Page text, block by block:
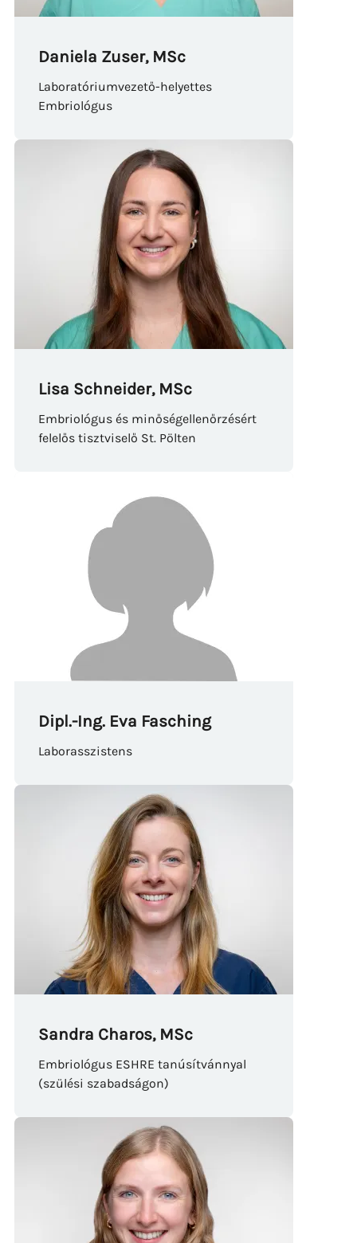
Daniela Zuser, MSc
Laboratóriumvezető-helyettes
Embriológus
Lisa Schneider, MSc
Embriológus és minőségellenőrzésért
felelős tisztviselő St. Pölten
Dipl.-Ing. Eva Fasching
Laborasszistens
Sandra Charos, MSc
Embriológus ESHRE tanúsítvánnyal
(szülési szabadságon)